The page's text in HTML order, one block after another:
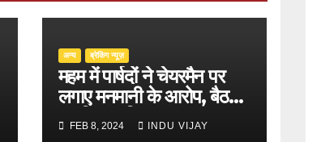
अन्य ब्रेकिंग न्यूज़
महम में पार्षदों ने चेयरमैन पर
लगाए मनमानी के आरोप, बैठक
का किया बहिष्कार
FEB 8, 2024 INDU VIJAY